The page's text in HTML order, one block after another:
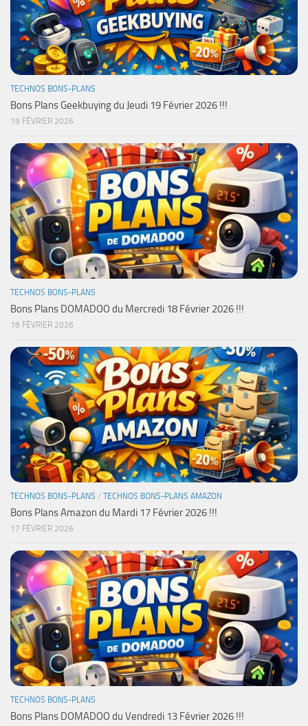
TECHNOS BONS-PLANS
Bons Plans Geekbuying du Jeudi 19 Février 2026 !!!
19 FÉVRIER 2026
TECHNOS BONS-PLANS
Bons Plans DOMADOO du Mercredi 18 Février 2026 !!!
18 FÉVRIER 2026
TECHNOS BONS-PLANS / TECHNOS BONS-PLANS AMAZON
Bons Plans Amazon du Mardi 17 Février 2026 !!!
17 FÉVRIER 2026
TECHNOS BONS-PLANS
Bons Plans DOMADOO du Vendredi 13 Février 2026 !!!